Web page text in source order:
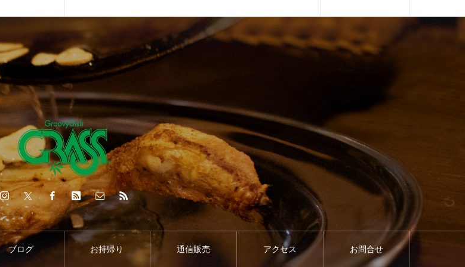
ブログ お持帰り 通信販売 アクセス お問合せ